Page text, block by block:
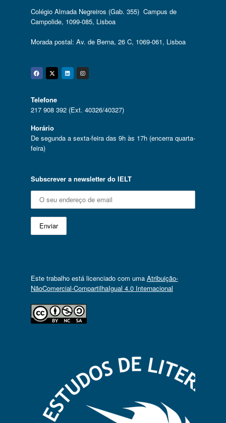
Colégio Almada Negreiros (Gab. 355) Campus de
Campolide, 1099-085, Lisboa
Morada postal: Av. de Berna, 26 C, 1069-061, Lisboa
Facebook
Twitter
Linkedin
Instagram
Telefone
217 908 392 (Ext. 40326/40327)
Horário
De segunda a sexta-feira das 9h às 17h (encerra quarta-
feira)
Subscrever a newsletter do IELT
Este trabalho está licenciado com uma Atribuição-
NãoComercial-CompartilhaIgual 4.0 Internacional